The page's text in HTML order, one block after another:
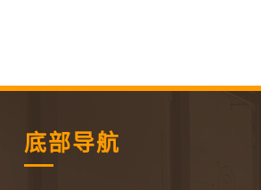
底部导航